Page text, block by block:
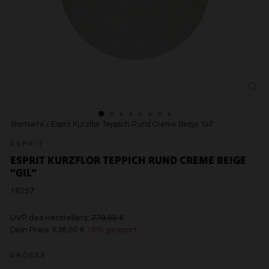
Startseite / Esprit Kurzflor Teppich Rund Creme Beige "Gil"
ESPRIT
ESPRIT KURZFLOR TEPPICH RUND CREME BEIGE
"GIL"
19257
UVP des Herstellers: 779,00 €€779,00
Dein Preis: 636,00 € 18% gespart
GRÖSSE